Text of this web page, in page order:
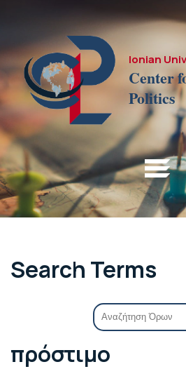
Ionian
Center
Politics
Search Terms
πρόστιμο